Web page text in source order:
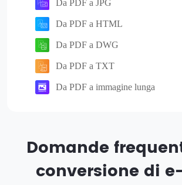
Da PDF a JPG
Da PDF a HTML
Da PDF a DWG
Da PDF a TXT
Da PDF a immagine lunga
Domande
conversione di